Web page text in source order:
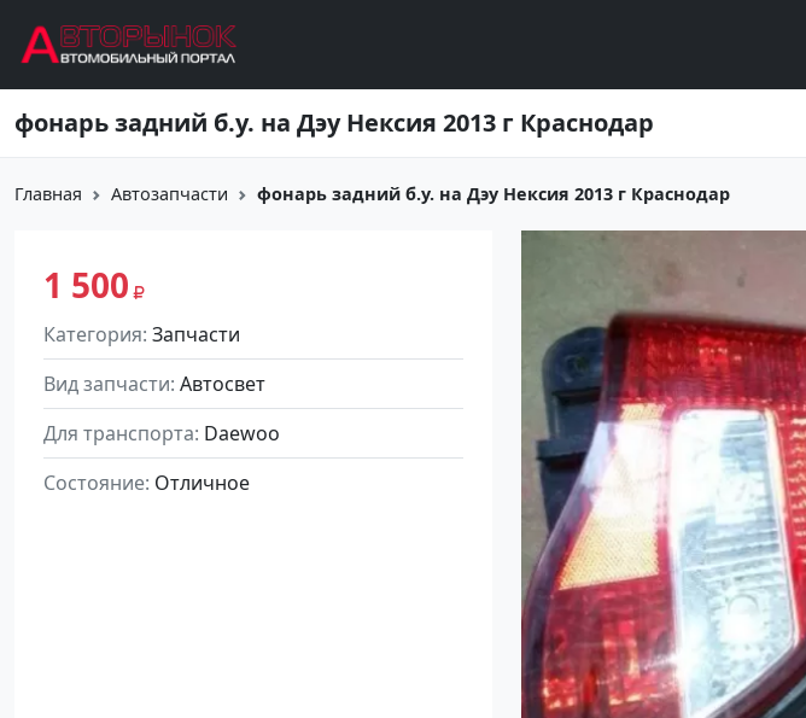
фонарь задний б.у. на Дэу Нексия 2013 г Краснодар
Главная Автозапчасти фонарь задний б.у. на Дэу Нексия 2013 г Краснодар
1 500
Категория Запчасти
Вид запчасти Автосвет
Для транспорта Daewoo
Состояние Отличное